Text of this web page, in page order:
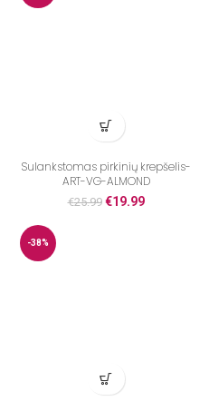
Sulankstomas pirkinių krepšelis-
ART-VG-ALMOND
€25.99 €19.99
-38%